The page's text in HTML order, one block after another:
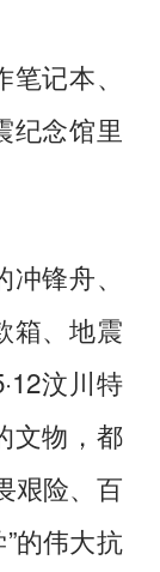
记本、
纪念馆里
锋舟、
箱、地震
汶川特
文物，都
艰险、百
的伟大抗